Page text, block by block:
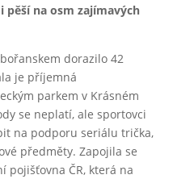
pěší na osm zajímavých
dorazilo 42
je příjemná
parkem v Krásném
se neplatí, ale sportovci
na podporu seriálu trička,
předměty. Zapojila se
pojišťovna ČR, která na